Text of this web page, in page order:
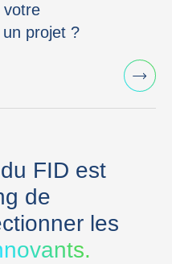
votre
projet ?
FID est
de
les